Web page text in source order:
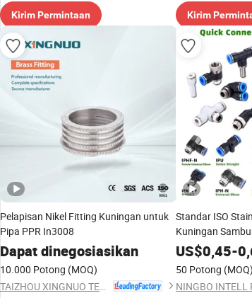
Kirim Permintaan Kirim
Pelapisan Nikel Fitting Kuningan untuk
Pipa PPR In3008
Dapat dinegosiasikan
10.000 Potong (MOQ)
Standar ISO
Kuningan
Sentuhan,
Cepat, Konektor
Bagian Koneksi
Udara
US$0,45-
50 Potong (MOQ)